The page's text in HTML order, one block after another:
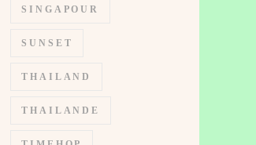
SINGAPOUR
SUNSET
THAILAND
THAILANDE